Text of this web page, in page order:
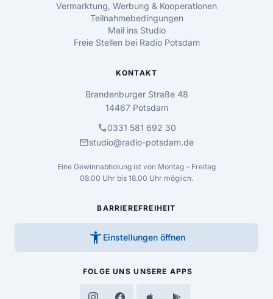
Vermarktung, Werbung & Kooperationen
Teilnahmebedingungen
Mail ins Studio
Freie Stellen bei Radio Potsdam
KONTAKT
Brandenburger Straße 48
14467 Potsdam
call0331 581 692 30
mailstudio@radio-potsdam.de
Eine Gewinnabholung ist von Montag – Freitag
08.00 Uhr bis 18.00 Uhr möglich.
BARRIEREFREIHEIT
accessibility_new Einstellungen öffnen
FOLGE UNS UNSERE APPS